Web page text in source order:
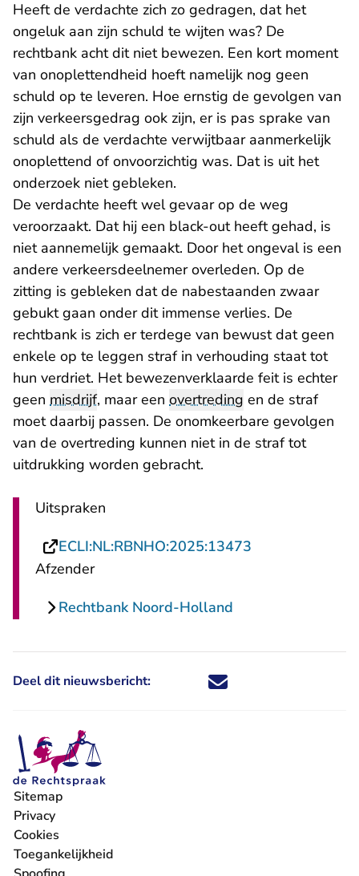
Heeft de verdachte zich zo gedragen, dat het
ongeluk aan zijn schuld te wijten was? De
rechtbank acht dit niet bewezen. Een kort moment
van onoplettendheid hoeft namelijk nog geen
schuld op te leveren. Hoe ernstig de gevolgen van
zijn verkeersgedrag ook zijn, er is pas sprake van
schuld als de verdachte verwijtbaar aanmerkelijk
onoplettend of onvoorzichtig was. Dat is uit het
onderzoek niet gebleken.
De verdachte heeft wel gevaar op de weg
veroorzaakt. Dat hij een black-out heeft gehad, is
niet aannemelijk gemaakt. Door het ongeval is een
andere verkeersdeelnemer overleden. Op de
zitting is gebleken dat de nabestaanden zwaar
gebukt gaan onder dit immense verlies. De
rechtbank is zich er terdege van bewust dat geen
enkele op te leggen straf in verhouding staat tot
hun verdriet. Het bewezenverklaarde feit is echter
geen misdrijf, maar een overtreding en de straf
moet daarbij passen. De onomkeerbare gevolgen
van de overtreding kunnen niet in de straf tot
uitdrukking worden gebracht.
Uitspraken
ECLI:NL:RBNHO:2025:13473
Afzender
Rechtbank Noord-Holland
Deel dit nieuwsbericht: Deel dit nieuwsbericht via X -
Deel dit nieuwsbericht via
Deel dit nieuwsbericht
Deel dit
Sitemap
Privacy
Cookies
Toegankelijkheid